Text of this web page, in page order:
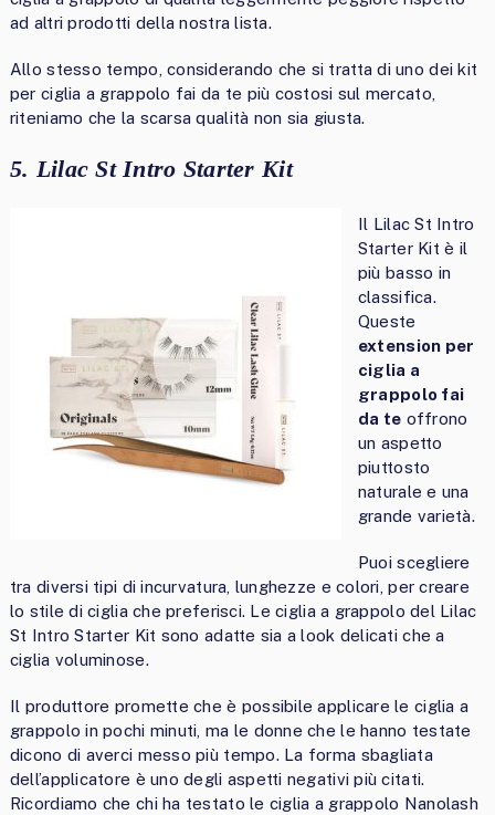
ad altri prodotti della nostra lista.
Allo stesso tempo, considerando che si tratta di uno dei kit
per ciglia a grappolo fai da te più costosi sul mercato,
riteniamo che la scarsa qualità non sia giusta.
5. Lilac St Intro Starter Kit
Il Lilac St Intro
Starter Kit è il
più basso in
classifica.
Queste
extension per
ciglia a
grappolo fai
da te offrono
un aspetto
piuttosto
naturale e una
grande varietà.
Puoi scegliere
tra diversi tipi di incurvatura, lunghezze e colori, per creare
lo stile di ciglia che preferisci. Le ciglia a grappolo del Lilac
St Intro Starter Kit sono adatte sia a look delicati che a
ciglia voluminose.
Il produttore promette che è possibile applicare le ciglia a
grappolo in pochi minuti, ma le donne che le hanno testate
dicono di averci messo più tempo. La forma sbagliata
dell’applicatore è uno degli aspetti negativi più citati.
Ricordiamo che chi ha testato le ciglia a grappolo Nanolash